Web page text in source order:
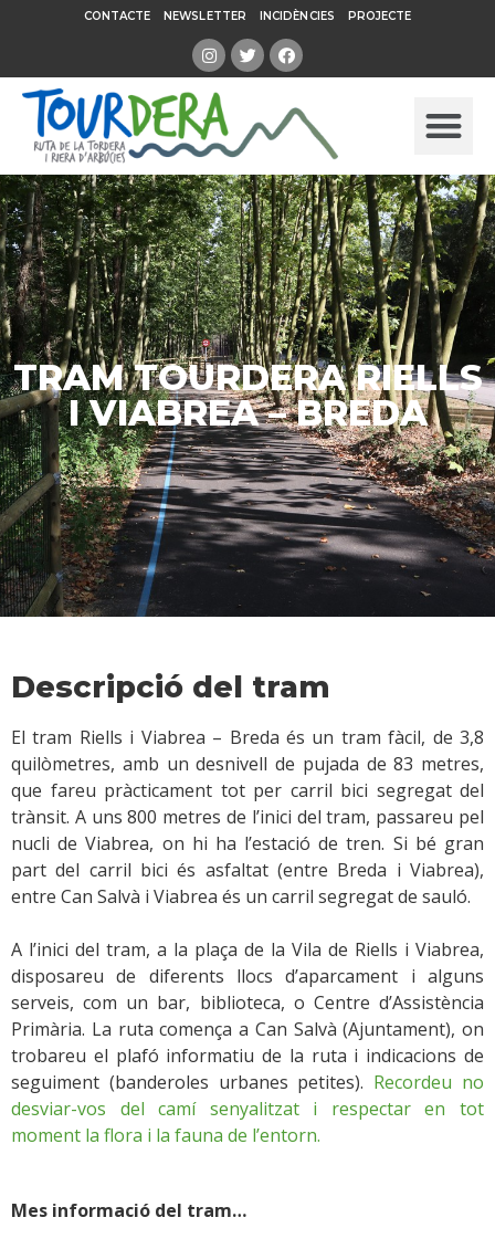
CONTACTE NEWSLETTER INCIDÈNCIES PROJECTE
TRAM TOURDERA RIELLS
I VIABREA – BREDA
Descripció del tram
El tram Riells i Viabrea – Breda és un tram fàcil, de 3,8
quilòmetres, amb un desnivell de pujada de 83 metres,
que fareu pràcticament tot per carril bici segregat del
trànsit. A uns 800 metres de l’inici del tram, passareu pel
nucli de Viabrea, on hi ha l’estació de tren. Si bé gran
part del carril bici és asfaltat (entre Breda i Viabrea),
entre Can Salvà i Viabrea és un carril segregat de sauló.
A l’inici del tram, a la plaça de la Vila de Riells i Viabrea,
disposareu de diferents llocs d’aparcament i alguns
serveis, com un bar, biblioteca, o Centre d’Assistència
Primària. La ruta comença a Can Salvà (Ajuntament), on
trobareu el plafó informatiu de la ruta i indicacions de
seguiment (banderoles urbanes petites). Recordeu no
desviar-vos del camí senyalitzat i respectar en tot
moment la flora i la fauna de l’entorn.
Mes informació del tram…